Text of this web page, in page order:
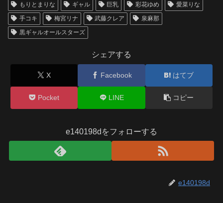
もりとまりな
ギャル 巨乳 彩花ゆめ
愛菜りな
手コキ
梅宮リナ 武藤クレア
泉麻那
黒ギャルオールスターズ
シェアする
X Facebook はてブ
Pocket LINE コピー
e140198dをフォローする
e140198d